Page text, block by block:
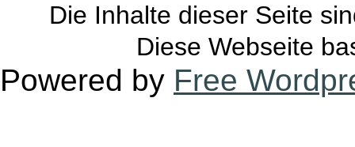
Die Inhalte dieser Seite
Diese Webseite
Powered by Free